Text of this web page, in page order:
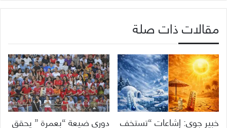
مقالات ذات صلة
خبير جوي: إشاعات “تستخف دوري ضيعة “بعمرة ” يحقق